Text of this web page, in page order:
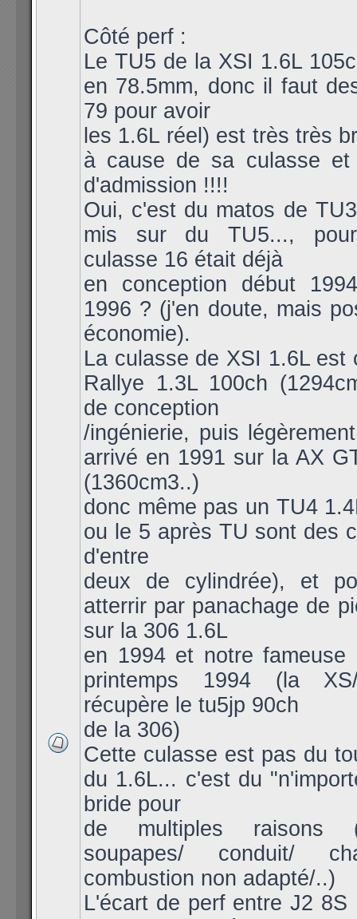
Côté perf :
Le TU5 de la XSI 1.6L
en 78.5mm, donc il faut
79 pour avoir
les 1.6L réel) est très très
à cause de sa culasse
d'admission !!!!
Oui, c'est du matos de
mis sur du TU5...,
culasse 16 était déjà
en conception début
1996 ? (j'en doute, mais
économie).
La culasse de XSI 1.6L est
Rallye 1.3L 100ch
de conception
/ingénierie, puis
arrivé en 1991 sur la AX
(1360cm3..)
donc même pas un TU4
ou le 5 après TU sont des
d'entre
deux de cylindrée), et
atterrir par panachage de
sur la 306 1.6L
en 1994 et notre fameuse
printemps 1994 (la
récupère le tu5jp 90ch
de la 306)
Cette culasse est pas du
du 1.6L... c'est du
bride pour
de multiples raisons
soupapes/ conduit/
combustion non adapté/..)
L'écart de perf entre J2 8S